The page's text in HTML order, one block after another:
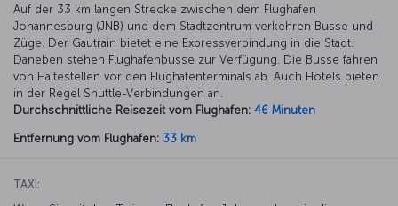
Auf der 33 km langen Strecke zwischen dem Flughafen
Johannesburg (JNB) und dem Stadtzentrum verkehren Busse und
Züge. Der Gautrain bietet eine Expressverbindung in die Stadt.
Daneben stehen Flughafenbusse zur Verfügung. Die Busse fahren
von Haltestellen vor den Flughafenterminals ab. Auch Hotels bieten
in der Regel Shuttle-Verbindungen an.
Durchschnittliche Reisezeit vom Flughafen: 46 Minuten
Entfernung vom Flughafen: 33 km
TAXI: